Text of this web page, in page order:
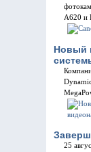
A620 и
Новый
25